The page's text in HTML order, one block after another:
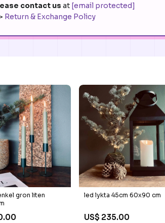
contact us at [email protected]
Return & Exchange Policy
gron liten
led lykta 45cm 60x90 cm
US$ 235.00